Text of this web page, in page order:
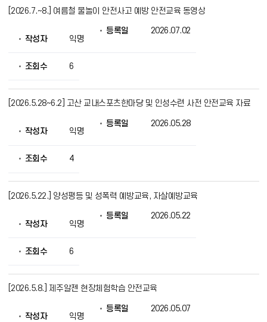
실
목
목,
작
정
[2026.7.~8.] 여름철 물놀이 안전사고 예방 안전교육 동영상
작성자 익명
등록일 2026.07.02
조회수 6
[2026.5.28~6.2] 고산 교내스포츠한마당 및 인성수련 사전 안전교육 자료
작성자 익명
등록일 2026.05.28
조회수 4
[2026.5.22.] 양성평등 및 성폭력 예방교육, 자살예방교육
작성자 익명
등록일 2026.05.22
조회수 6
[2026.5.8.] 제주알젠 현장체험학습 안전교육
작성자 익명
등록일 2026.05.07